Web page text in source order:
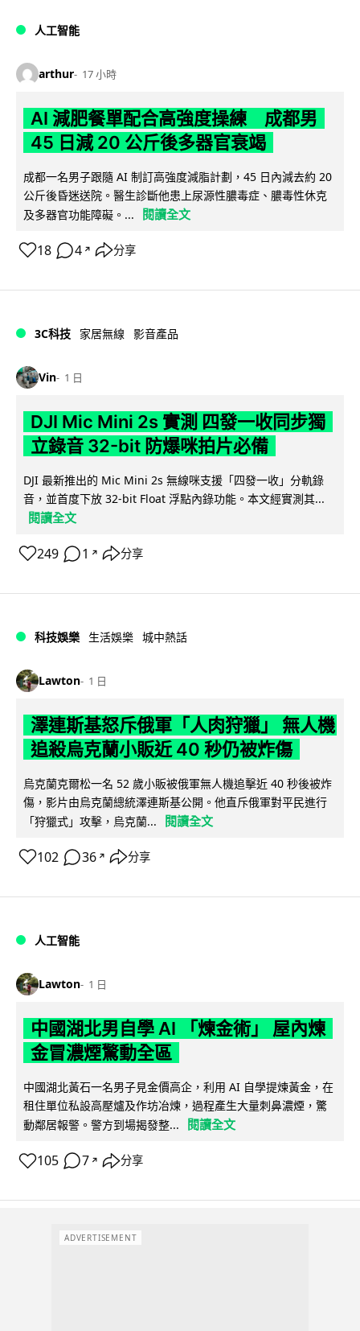
人工智能
arthur 17 小時
AI 減肥餐單配合高強度操練 成都男
45 日減 20 公斤後多器官衰竭
成都一名男子跟隨 AI 制訂高強度減脂計劃，45 日內減去約 20
公斤後昏迷送院。醫生診斷他患上尿源性膿毒症、膿毒性休克
及多器官功能障礙。...
閱讀全文
18 4 ↗ 分享
3C科技 家居無線 影音產品
Vin 1 日
DJI Mic Mini 2s 實測 四發一收同步獨
立錄音 32-bit 防爆咪拍片必備
DJI 最新推出的 Mic Mini 2s 無線咪支援「四發一收」分軌錄
音，並首度下放 32-bit Float 浮點內錄功能。本文經實測其...
閱讀全文
249 1 ↗ 分享
科技娛樂 生活娛樂 城中熱話
Lawton 1 日
澤連斯基怒斥俄軍「人肉狩獵」 無人機
追殺烏克蘭小販近 40 秒仍被炸傷
烏克蘭克爾松一名 52 歲小販被俄軍無人機追擊近 40 秒後被炸
傷，影片由烏克蘭總統澤連斯基公開。他直斥俄軍對平民進行
「狩獵式」攻擊，烏克蘭...
閱讀全文
102 36 ↗ 分享
人工智能
Lawton 1 日
中國湖北男自學 AI 「煉金術」 屋內煉
金冒濃煙驚動全區
中國湖北黃石一名男子見金價高企，利用 AI 自學提煉黃金，在
租住單位私設高壓爐及作坊冶煉，過程產生大量刺鼻濃煙，驚
動鄰居報警。警方到場揭發整...
閱讀全文
105 7 ↗ 分享
ADVERTISEMENT